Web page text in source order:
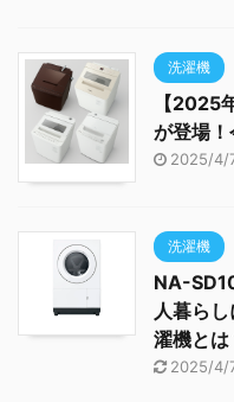
洗濯機
【2025
が登場！
2025/4/
洗濯機
NA-
人暮ら
濯機とは
2025/4/